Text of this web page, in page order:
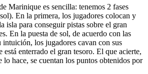
Marinique es sencilla: tenemos 2 fases
En la primera, los jugadores colocan y
isla para conseguir pistas sobre el gran
En la puesta de sol, de acuerdo con las
intuición, los jugadores cavan con sus
está enterrado el gran tesoro. El que acierte,
lo hace, se cuentan los puntos obtenidos por